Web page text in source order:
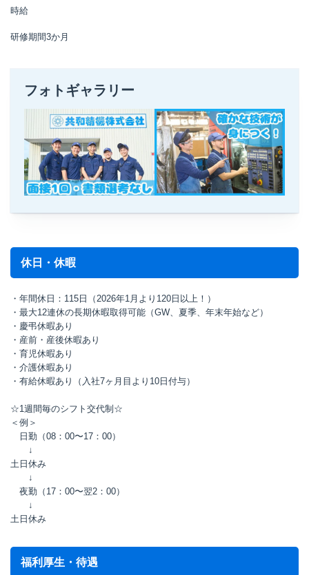
時給
研修期間3か月
フォトギャラリー
休日・休暇
・年間休日：115日（2026年1月より120日以上！）
・最大12連休の長期休暇取得可能（GW、夏季、年末年始など）
・慶弔休暇あり
・産前・産後休暇あり
・育児休暇あり
・介護休暇あり
・有給休暇あり（入社7ヶ月目より10日付与）
☆1週間毎のシフト交代制☆
＜例＞
日勤（08：00〜17：00）
↓
土日休み
↓
夜勤（17：00〜翌2：00）
↓
土日休み
福利厚生・待遇